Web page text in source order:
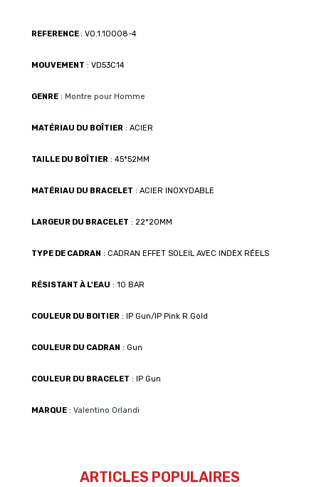
REFERENCE : VO.1.10008-4
MOUVEMENT : VD53C14
GENRE : Montre pour Homme
MATÉRIAU DU BOÎTIER : ACIER
TAILLE DU BOÎTIER : 45*52MM
MATÉRIAU DU BRACELET : ACIER INOXYDABLE
LARGEUR DU BRACELET : 22*20MM
TYPE DE CADRAN : CADRAN EFFET SOLEIL AVEC INDEX RÉELS
RÉSISTANT À L'EAU : 10 BAR
COULEUR DU BOITIER : IP Gun/IP Pink R.Gold
COULEUR DU CADRAN : Gun
COULEUR DU BRACELET : IP Gun
MARQUE : Valentino Orlandi
ARTICLES POPULAIRES